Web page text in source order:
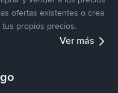
ofertas existentes o crea
propios precios.
Ver más